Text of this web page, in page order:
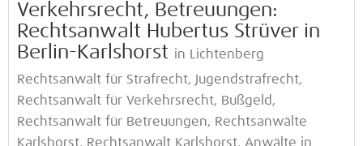
Verkehrsrecht, Betreuungen:
Rechtsanwalt Hubertus Strüver in
Berlin-Karlshorst in Lichtenberg
Rechtsanwalt für Strafrecht, Jugendstrafrecht,
Rechtsanwalt für Verkehrsrecht, Bußgeld,
Rechtsanwalt für Betreuungen, Rechtsanwälte
Karlshorst, Rechtsanwalt Karlshorst, Anwälte in